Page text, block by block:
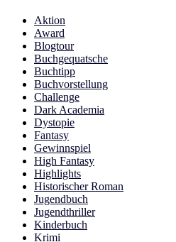
Aktion
Award
Blogtour
Buchgequatsche
Buchtipp
Buchvorstellung
Challenge
Dark Academia
Dystopie
Fantasy
Gewinnspiel
High Fantasy
Highlights
Historischer Roman
Jugendbuch
Jugendthriller
Kinderbuch
Krimi